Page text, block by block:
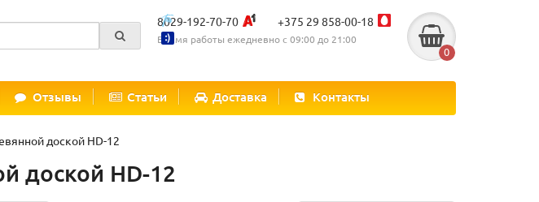
8029-192-70-70 +375 29 858-00-18
Время работы ежедневно с 09:00 до 21:00
0
Отзывы Статьи Доставка Контакты
доской HD-12
доской HD-12